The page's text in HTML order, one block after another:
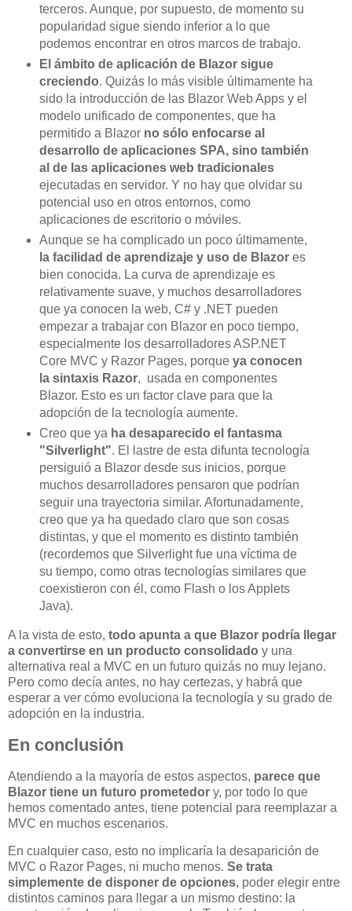
terceros. Aunque, por supuesto, de momento su
popularidad sigue siendo inferior a lo que
podemos encontrar en otros marcos de trabajo.
El ámbito de aplicación de Blazor sigue
creciendo. Quizás lo más visible últimamente ha
sido la introducción de las Blazor Web Apps y el
modelo unificado de componentes, que ha
permitido a Blazor no sólo enfocarse al
desarrollo de aplicaciones SPA, sino también
al de las aplicaciones web tradicionales
ejecutadas en servidor. Y no hay que olvidar su
potencial uso en otros entornos, como
aplicaciones de escritorio o móviles.
Aunque se ha complicado un poco últimamente,
la facilidad de aprendizaje y uso de Blazores
bien conocida. La curva de aprendizaje es
relativamente suave, y muchos desarrolladores
que ya conocen la web, C# y .NET pueden
empezar a trabajar con Blazor en poco tiempo,
especialmente los desarrolladores ASP.NET
Core MVC y Razor Pages, porque ya conocen
la sintaxis Razor, usada en componentes
Blazor. Esto es un factor clave para que la
adopción de la tecnología aumente.
Creo que ya ha desaparecido el fantasma
"Silverlight". El lastre de esta difunta tecnología
persiguió a Blazor desde sus inicios, porque
muchos desarrolladores pensaron que podrían
seguir una trayectoria similar. Afortunadamente,
creo que ya ha quedado claro que son cosas
distintas, y que el momento es distinto también
(recordemos que Silverlight fue una víctima de
su tiempo, como otras tecnologías similares que
coexistieron con él, como Flash o los Applets
Java).
A la vista de esto, todo apunta a que Blazor podría llegar
a convertirse en un producto consolidado y una
alternativa real a MVC en un futuro quizás no muy lejano.
Pero como decía antes, no hay certezas, y habrá que
esperar a ver cómo evoluciona la tecnología y su grado de
adopción en la industria.
En conclusión
Atendiendo a la mayoría de estos aspectos, parece que
Blazor tiene un futuro prometedor y, por todo lo que
hemos comentado antes, tiene potencial para reemplazar a
MVC en muchos escenarios.
En cualquier caso, esto no implicaría la desaparición de
MVC o Razor Pages, ni mucho menos. Se trata
simplemente de disponer de opciones, poder elegir entre
distintos caminos para llegar a un mismo destino: la